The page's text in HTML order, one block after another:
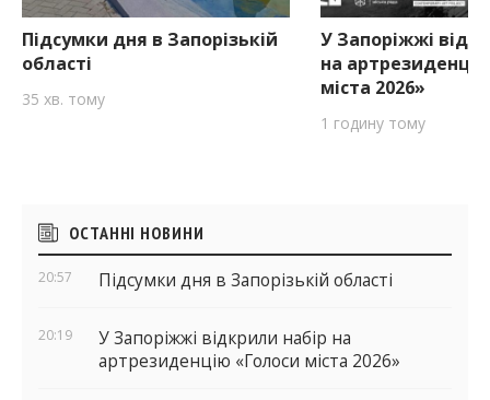
Підсумки дня в Запорізькій
області
35 хв. тому
У Запоріжжі
на
міста 2026»
1 годину тому
Бічні
віджети
ОСТАННІ НОВИНИ
20:57 Підсумки дня в Запорізькій області
20:19
У Запоріжжі відкрили набір на
артрезиденцію «Голоси міста 2026»